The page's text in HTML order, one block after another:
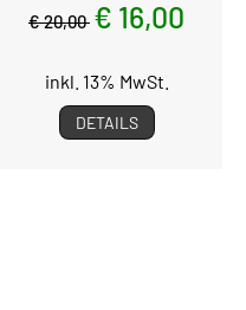
€ 20,00 € 16,00
inkl. 13% MwSt.
DETAILS